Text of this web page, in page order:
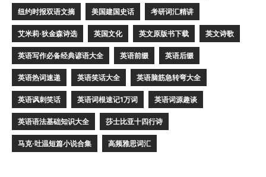
纽约时报双语文摘 美国建国史话 考研词汇精讲
艾米莉·狄金森诗选 英国文化 英文原版书下载 英文诗歌
英语写作必备经典谚语大全 英语前缀 英语后缀
英语热词速递 英语笑话大全 英语脑筋急转弯大全
英语讽刺笑话 英语词根速记1万词 英语词源趣谈
英语语法基础知识大全 莎士比亚十四行诗
马克·吐温短篇小说合集 高频雅思词汇